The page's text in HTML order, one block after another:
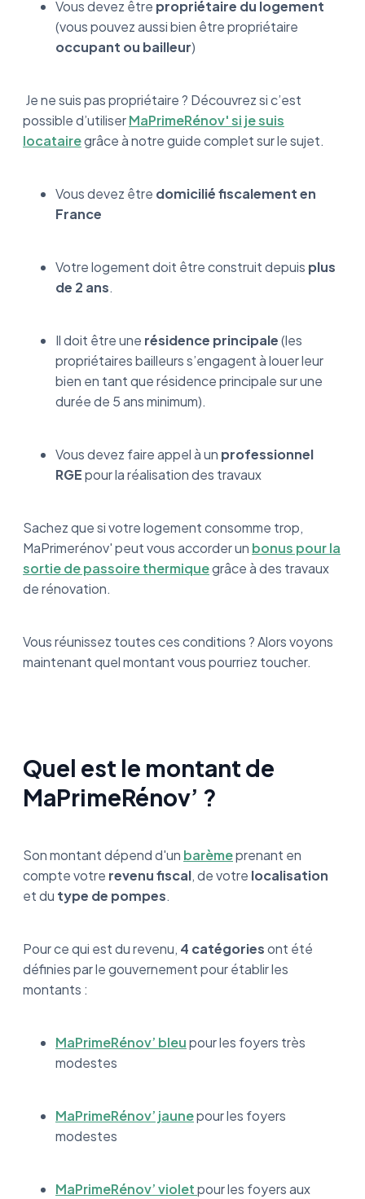
Vous devez être propriétaire du logement
(vous pouvez aussi bien être propriétaire
occupant ou bailleur)
Je ne suis pas propriétaire ? Découvrez si c’est
possible d’utiliserMaPrimeRénov' si je suis
locatairegrâce à notre guide complet sur le sujet.
Vous devez être domicilié fiscalement en
France
Votre logement doit être construit depuis plus
de 2 ans.
Il doit être une résidence principale(les
propriétaires bailleurs s’engagent à louer leur
bien en tant que résidence principale sur une
durée de 5 ans minimum).
Vous devez faire appel à un professionnel
RGEpour la réalisation des travaux
Sachez que si votre logement consomme trop,
MaPrimerénov' peut vous accorder un bonus pour la
sortie de passoire thermiquegrâce à des travaux
de rénovation.
Vous réunissez toutes ces conditions ? Alors voyons
maintenant quel montant vous pourriez toucher.
Quel est le montant de
MaPrimeRénov’ ?
Son montant dépend d'un barèmeprenant en
compte votre revenu fiscal, de votre localisation
et du type de pompes.
Pour ce qui est du revenu, 4 catégoriesont été
définies par le gouvernement pour établir les
montants :
MaPrimeRénov’ bleupour les foyers très
modestes
MaPrimeRénov’ jaunepour les foyers
modestes
MaPrimeRénov’ violetpour les foyers aux